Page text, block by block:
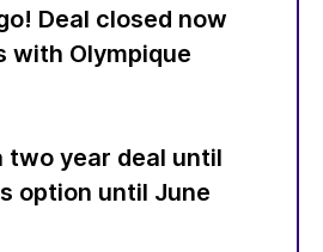
Deal closed now
with Olympique
two year deal until
option until June